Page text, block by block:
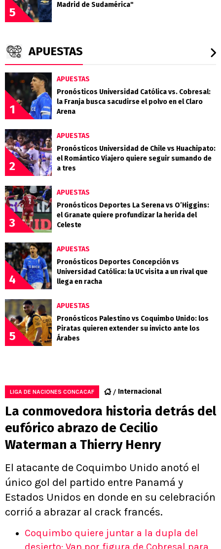
5
Madrid de Sudamérica"
APUESTAS
1
APUESTAS
Pronósticos Universidad Católica vs. Cobresal:
la Franja busca sacudirse el polvo en el Claro
Arena
2
APUESTAS
Pronósticos Universidad de Chile vs Huachipato:
el Romántico Viajero quiere seguir sumando de
a tres
3
APUESTAS
Pronósticos Deportes La Serena vs O’Higgins:
el Granate quiere profundizar la herida del
Celeste
4
APUESTAS
Pronósticos Deportes Concepción vs
Universidad Católica: la UC visita a un rival que
llega en racha
5
APUESTAS
Pronósticos Palestino vs Coquimbo Unido: los
Piratas quieren extender su invicto ante los
Árabes
LIGA DE NACIONES CONCACAF Internacional
La conmovedora historia detrás del
eufórico abrazo de Cecilio
Waterman a Thierry Henry
El atacante de Coquimbo Unido anotó el
único gol del partido entre Panamá y
Estados Unidos en donde en su celebración
corrió a abrazar al crack francés.
Coquimbo quiere juntar a la dupla del